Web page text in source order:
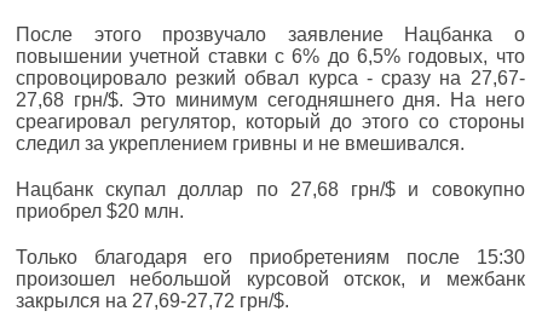
После этого прозвучало заявление Нацбанка о
повышении учетной ставки с 6% до 6,5% годовых, что
спровоцировало резкий обвал курса - сразу на 27,67-
27,68 грн/$. Это минимум сегодняшнего дня. На него
среагировал регулятор, который до этого со стороны
следил за укреплением гривны и не вмешивался.
Нацбанк скупал доллар по 27,68 грн/$ и совокупно
приобрел $20 млн.
Только благодаря его приобретениям после 15:30
произошел небольшой курсовой отскок, и межбанк
закрылся на 27,69-27,72 грн/$.